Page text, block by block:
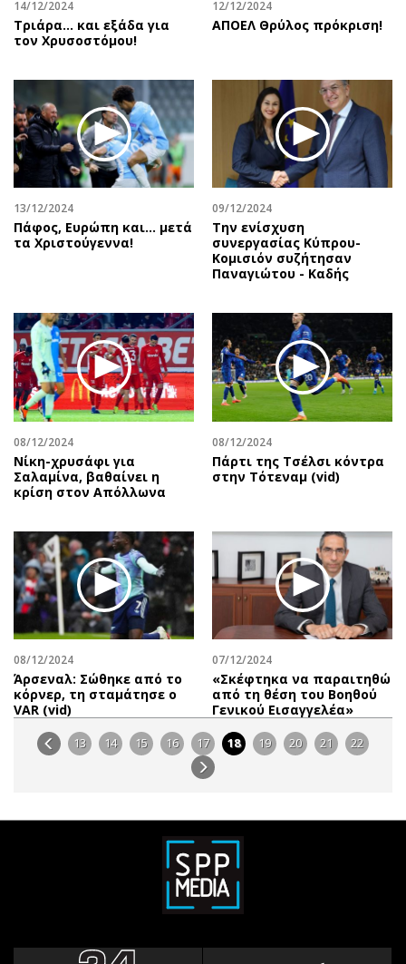
14/12/2024
Τριάρα… και εξάδα για
τον Χρυσοστόμου!
12/12/2024
ΑΠΟΕΛ Θρύλος πρόκριση!
13/12/2024
Πάφος, Ευρώπη και… μετά
τα Χριστούγεννα!
09/12/2024
Την ενίσχυση
συνεργασίας Κύπρου-
Κομισιόν συζήτησαν
Παναγιώτου - Καδής
08/12/2024
Νίκη-χρυσάφι για
Σαλαμίνα, βαθαίνει η
κρίση στον Απόλλωνα
08/12/2024
Πάρτι της Τσέλσι κόντρα
στην Τότεναμ (vid)
08/12/2024
Άρσεναλ: Σώθηκε από το
κόρνερ, τη σταμάτησε ο
VAR (vid)
07/12/2024
«Σκέφτηκα να παραιτηθώ
από τη θέση του Βοηθού
Γενικού Εισαγγελέα»
13 14 15 16 17 18 19 20 21 22